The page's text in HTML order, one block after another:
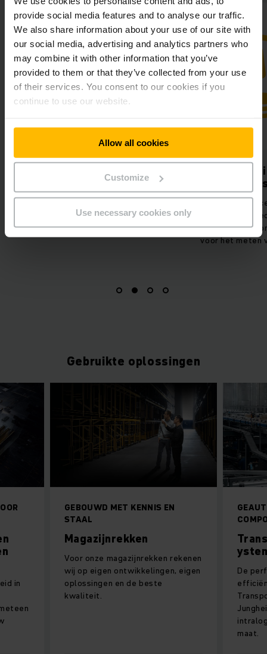
provide social media features and to analyse our traffic.
We also share information about your use of our site with
our social media, advertising and analytics partners who
may combine it with other information that you’ve
provided to them or that they’ve collected from your use
of their services. You consent to our cookies if you
continue to use our website.
Allow all cookies
Customize
Use necessary cookies only
Verhoogde veiligheid
Uitgebreide
zelfdovend systeem in beide
silo's.
Zeer
automatische
voor het meten
Gebruikte oplossingen
GEBOUWD MET KENNIS EN
STAAL
Magazijnrekken
Voor onze magazijnrekken rekenen
wij op eigen ontwikkelingen, eigen
oplossingen en de beste
kwaliteit.
De
maat.
in